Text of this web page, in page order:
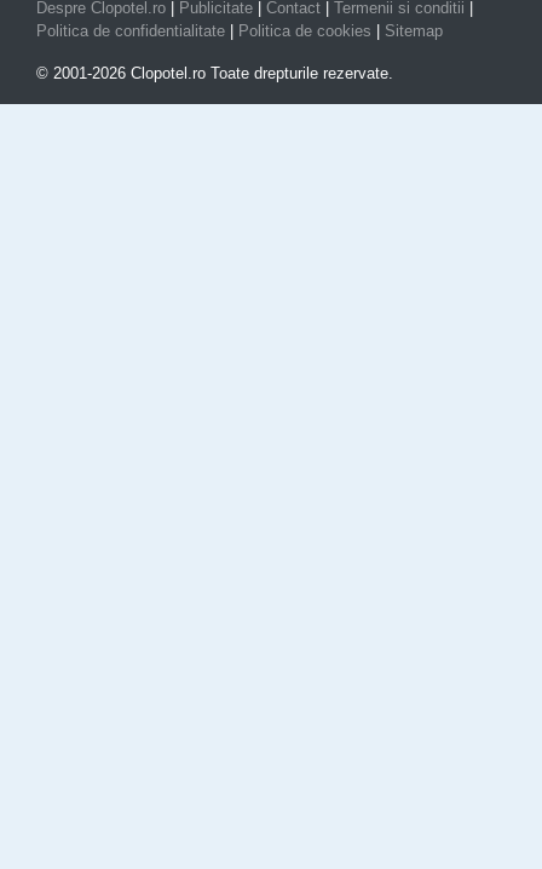
Despre Clopotel.ro | Publicitate | Contact | Termenii si conditii |
Politica de confidentialitate | Politica de cookies | Sitemap
© 2001-2026 Clopotel.ro Toate drepturile rezervate.